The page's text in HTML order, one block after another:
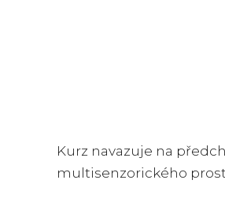
Kurz navazuje na
multisenzorického